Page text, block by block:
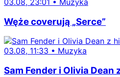
Węże coverują „Serce”
03.08, 11:33 • Muzyka
Sam Fender i Olivia